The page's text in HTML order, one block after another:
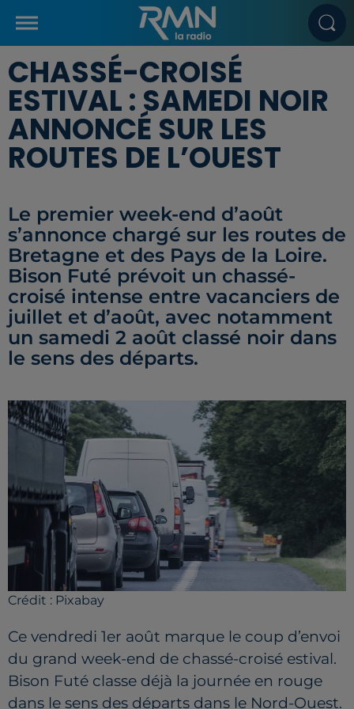
CHASSÉ-CROISÉ
ESTIVAL : SAMEDI NOIR
ANNONCÉ SUR LES
ROUTES DE L’OUEST
Le premier week-end d’août
s’annonce chargé sur les routes de
Bretagne et des Pays de la Loire.
Bison Futé prévoit un chassé-
croisé intense entre vacanciers de
juillet et d’août, avec notamment
un samedi 2 août classé noir dans
le sens des départs.
Crédit : Pixabay
Ce vendredi 1er août marque le coup d’envoi
du grand week-end de chassé-croisé estival.
Bison Futé classe déjà la journée en rouge
dans le sens des départs dans le Nord-Ouest.